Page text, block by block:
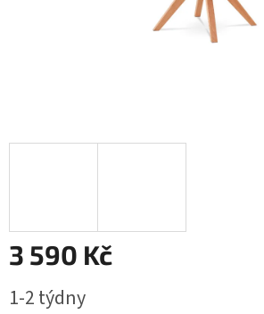
3 590 Kč
cena:
1-2 týdny